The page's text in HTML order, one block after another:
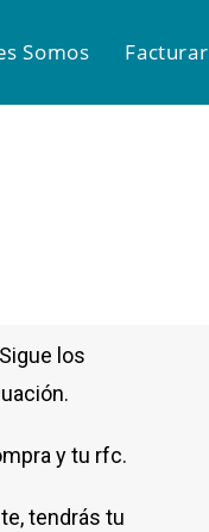
Somos Facturar
los
y tu rfc.
tendrás tu